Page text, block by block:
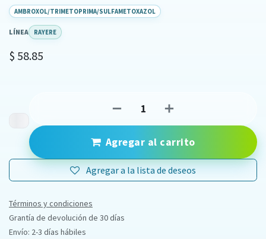
AMBROXOL/TRIMETOPRIMA/SULFAMETOXAZOL
LÍNEA RAYERE
$ 58.85
Agregar al carrito
Agregar a la lista de deseos
Términos y condiciones
Grantía de devolución de 30 días
Envío: 2-3 días hábiles